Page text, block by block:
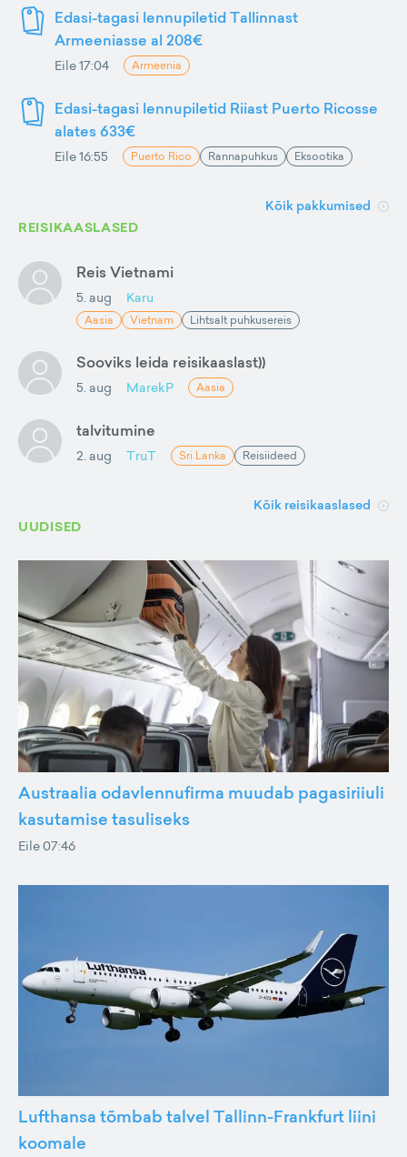
Edasi-tagasi lennupiletid Tallinnast
Armeeniasse al 208€
Eile 17:04 Armeenia
Edasi-tagasi lennupiletid Riiast Puerto Ricosse
alates 633€
Eile 16:55 Puerto Rico Rannapuhkus Eksootika
Kõik pakkumised
REISIKAASLASED
Reis Vietnami
5. aug Karu
Aasia Vietnam Lihtsalt puhkusereis
Sooviks leida reisikaaslast))
5. aug MarekP Aasia
talvitumine
2. aug TruT Sri Lanka Reisiideed
Kõik reisikaaslased
UUDISED
Austraalia odavlennufirma muudab pagasiriiuli
kasutamise tasuliseks
Eile 07:46
Lufthansa tõmbab talvel Tallinn-Frankfurt liini
koomale